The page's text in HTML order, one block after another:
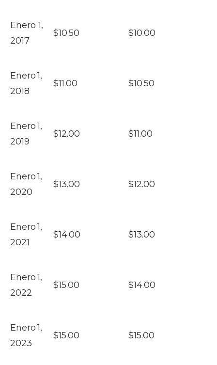
Enero 1,
2017
$10.50 $10.00
Enero 1,
2018
$11.00 $10.50
Enero 1,
2019
$12.00 $11.00
Enero 1,
2020
$13.00 $12.00
Enero 1,
2021
$14.00 $13.00
Enero 1,
2022
$15.00 $14.00
Enero 1,
2023
$15.00 $15.00